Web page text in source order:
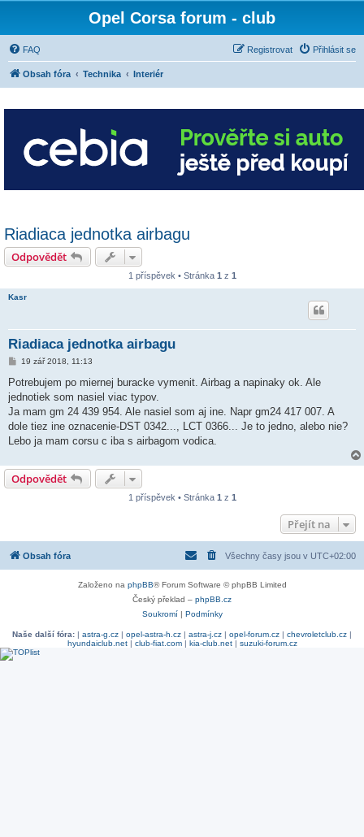
Opel Corsa forum - club
FAQ Přihlásit se
Registrovat
Obsah fóra Technika Interiér
Riadiaca jednotka airbagu
Odpovědět
1 příspěvek • Stránka 1 z 1
Kasr
Riadiaca jednotka airbagu
P
í
p
ě
e
k
19 zář 2018, 11:13
Potrebujem po miernej buracke vymenit. Airbag a napinaky ok. Ale
jednotiek som nasiel viac typov.
Ja mam gm 24 439 954. Ale nasiel som aj ine. Napr gm24 417 007. A
dole tiez ine oznacenie-DST 0342..., LCT 0366... Je to jedno, alebo nie?
Lebo ja mam corsu c iba s airbagom vodica.
Odpovědět
1 příspěvek • Stránka 1 z 1
Přejít na
Obsah fóra Všechny časy jsou v UTC+02:00
Založeno na phpBB® Forum Software © phpBB Limited
Český překlad – phpBB.cz
Soukromí| Podmínky
Naše další fóra: | astra-g.cz | opel-astra-h.cz | astra-j.cz | opel-forum.cz | chevroletclub.cz |
hyundaiclub.net| club-fiat.com| kia-club.net| suzuki-forum.cz